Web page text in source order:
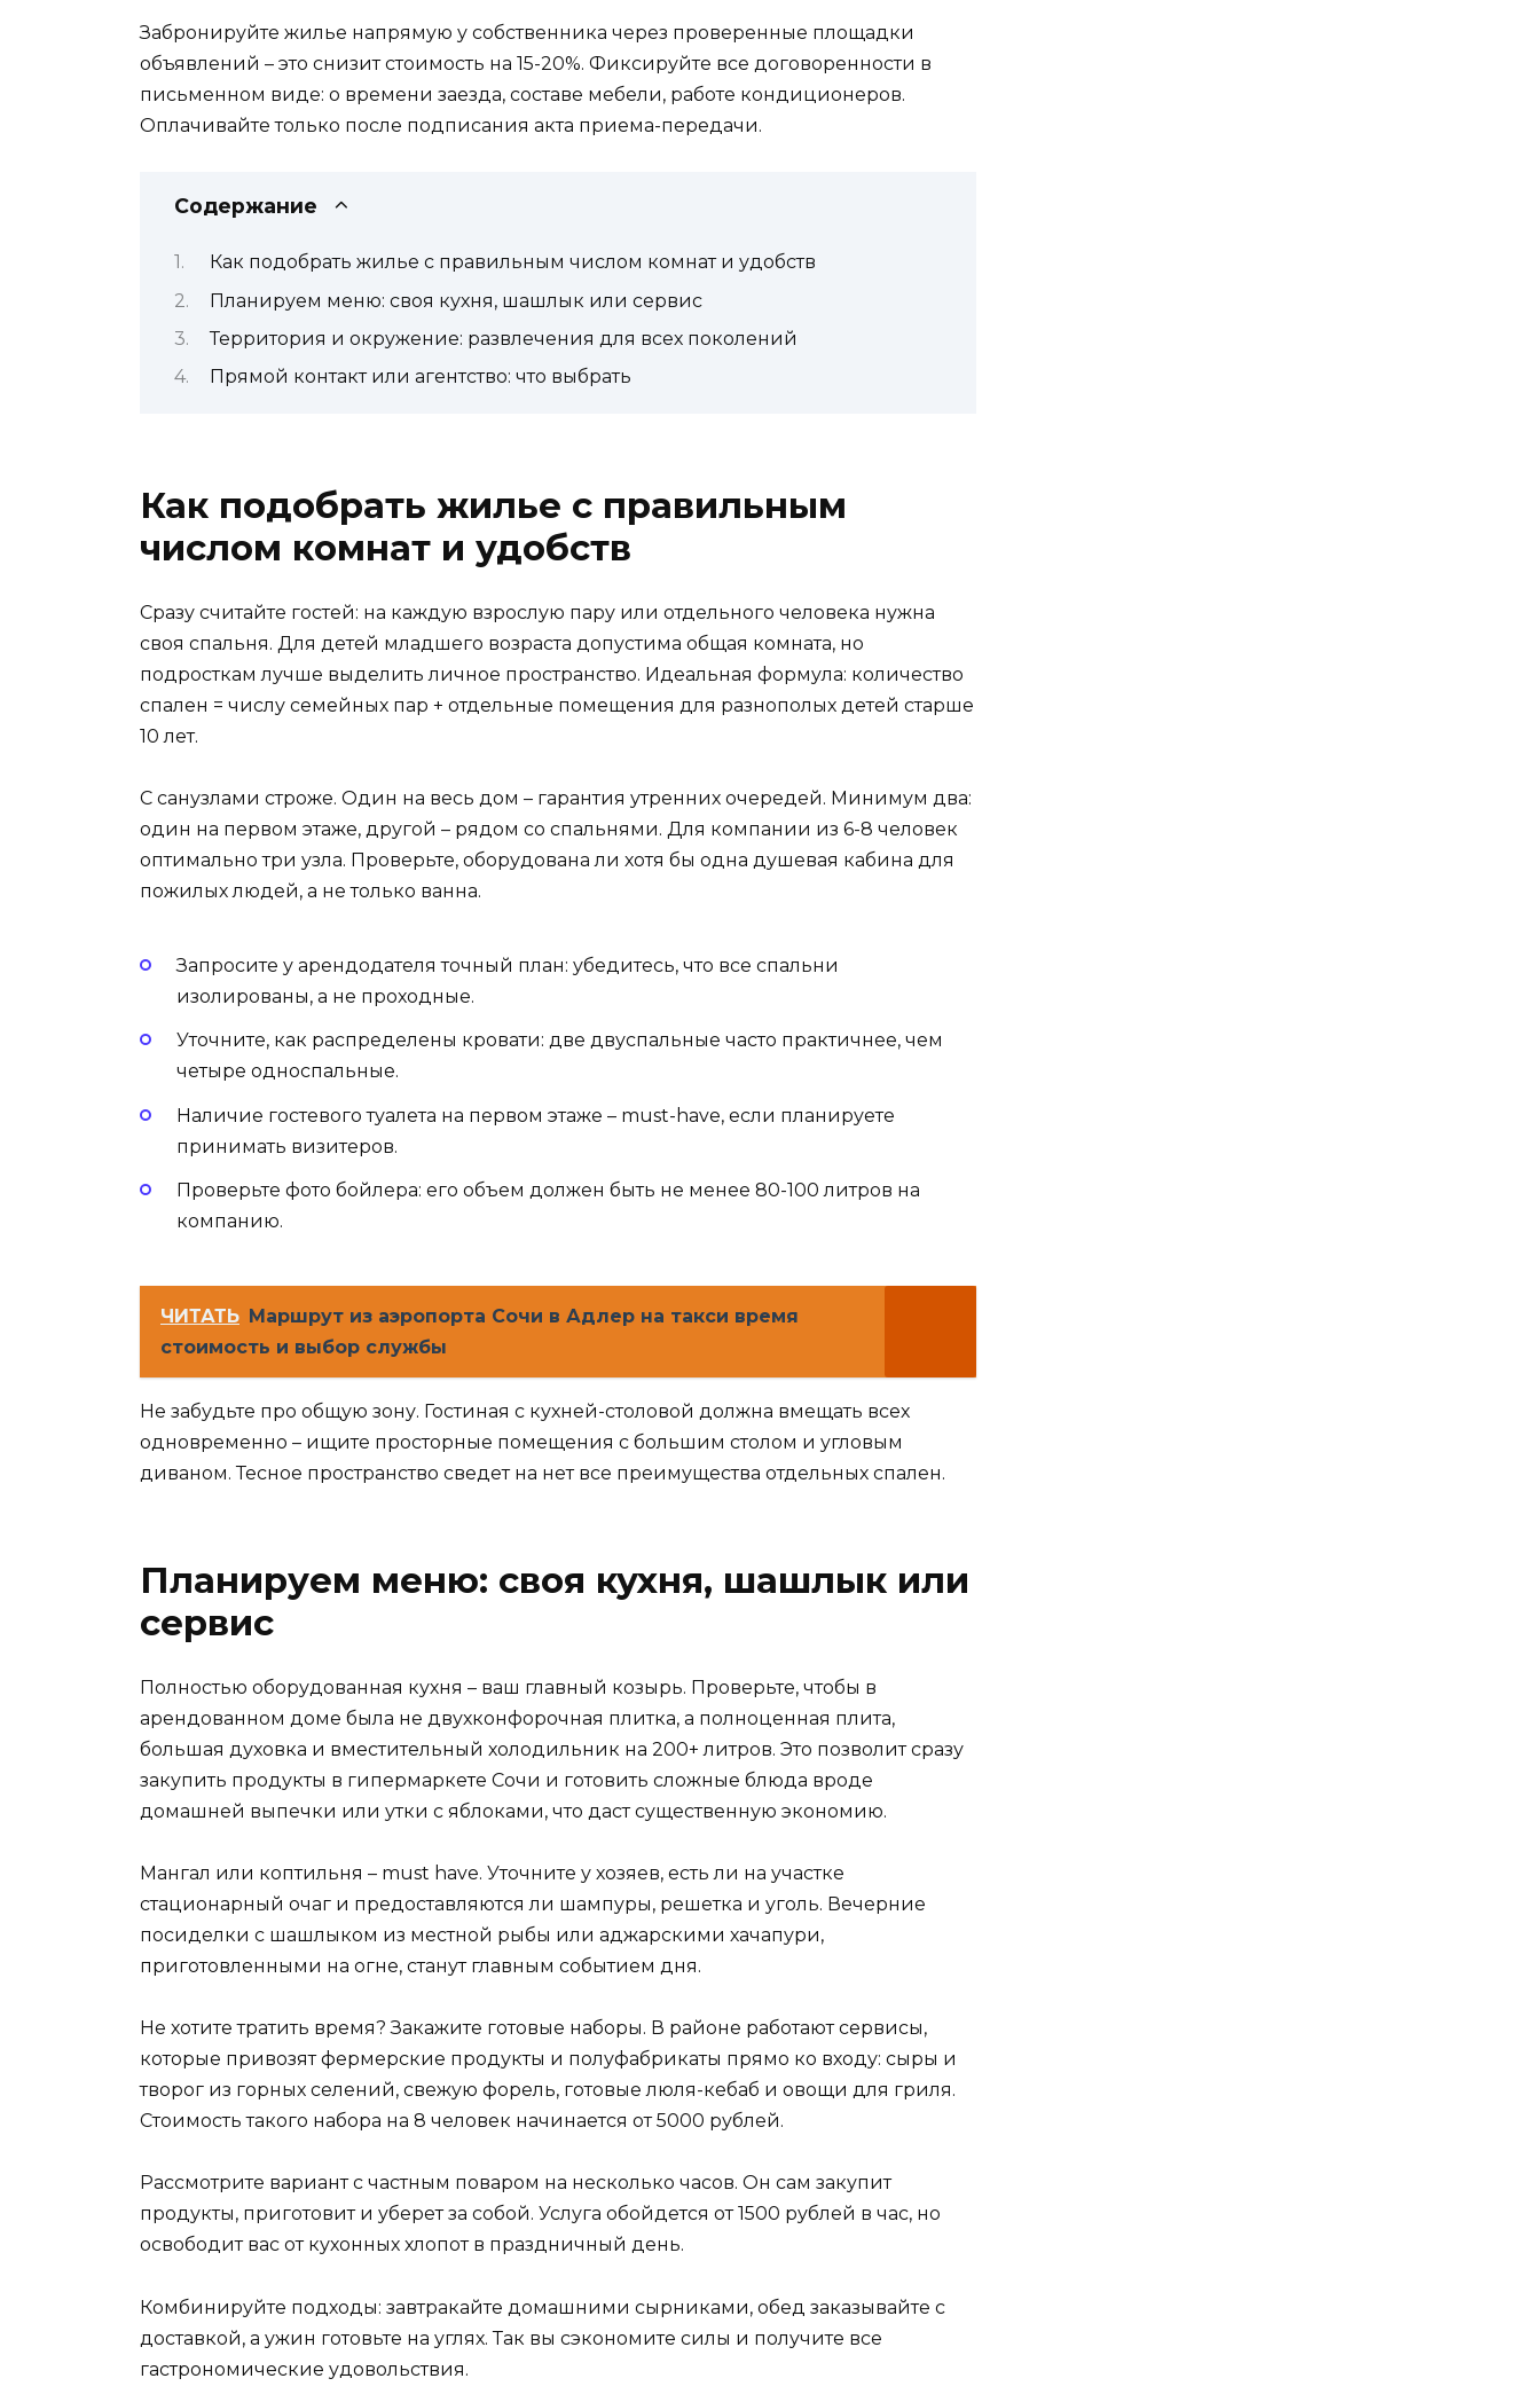
Забронируйте жилье напрямую у собственника через проверенные площадки
объявлений – это снизит стоимость на 15-20%. Фиксируйте все договоренности в
письменном виде: о времени заезда, составе мебели, работе кондиционеров.
Оплачивайте только после подписания акта приема-передачи.
Содержание
Как подобрать жилье с правильным числом комнат и удобств
Планируем меню: своя кухня, шашлык или сервис
Территория и окружение: развлечения для всех поколений
Прямой контакт или агентство: что выбрать
Как подобрать жилье с правильным
числом комнат и удобств
Сразу считайте гостей: на каждую взрослую пару или отдельного человека нужна
своя спальня. Для детей младшего возраста допустима общая комната, но
подросткам лучше выделить личное пространство. Идеальная формула: количество
спален = числу семейных пар + отдельные помещения для разнополых детей старше
10 лет.
С санузлами строже. Один на весь дом – гарантия утренних очередей. Минимум два:
один на первом этаже, другой – рядом со спальнями. Для компании из 6-8 человек
оптимально три узла. Проверьте, оборудована ли хотя бы одна душевая кабина для
пожилых людей, а не только ванна.
Запросите у арендодателя точный план: убедитесь, что все спальни
изолированы, а не проходные.
Уточните, как распределены кровати: две двуспальные часто практичнее, чем
четыре односпальные.
Наличие гостевого туалета на первом этаже – must-have, если планируете
принимать визитеров.
Проверьте фото бойлера: его объем должен быть не менее 80-100 литров на
компанию.
ЧИТАТЬ Маршрут из аэропорта Сочи в Адлер на такси время
стоимость и выбор службы
Не забудьте про общую зону. Гостиная с кухней-столовой должна вмещать всех
одновременно – ищите просторные помещения с большим столом и угловым
диваном. Тесное пространство сведет на нет все преимущества отдельных спален.
Планируем меню: своя кухня, шашлык или
сервис
Полностью оборудованная кухня – ваш главный козырь. Проверьте, чтобы в
арендованном доме была не двухконфорочная плитка, а полноценная плита,
большая духовка и вместительный холодильник на 200+ литров. Это позволит сразу
закупить продукты в гипермаркете Сочи и готовить сложные блюда вроде
домашней выпечки или утки с яблоками, что даст существенную экономию.
Мангал или коптильня – must have. Уточните у хозяев, есть ли на участке
стационарный очаг и предоставляются ли шампуры, решетка и уголь. Вечерние
посиделки с шашлыком из местной рыбы или аджарскими хачапури,
приготовленными на огне, станут главным событием дня.
Не хотите тратить время? Закажите готовые наборы. В районе работают сервисы,
которые привозят фермерские продукты и полуфабрикаты прямо ко входу: сыры и
творог из горных селений, свежую форель, готовые люля-кебаб и овощи для гриля.
Стоимость такого набора на 8 человек начинается от 5000 рублей.
Рассмотрите вариант с частным поваром на несколько часов. Он сам закупит
продукты, приготовит и уберет за собой. Услуга обойдется от 1500 рублей в час, но
освободит вас от кухонных хлопот в праздничный день.
Комбинируйте подходы: завтракайте домашними сырниками, обед заказывайте с
доставкой, а ужин готовьте на углях. Так вы сэкономите силы и получите все
гастрономические удовольствия.